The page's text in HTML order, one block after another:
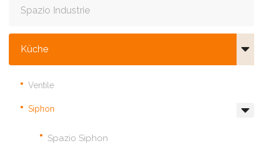
Spazio Industrie
Küche
Ventile
Siphon
Spazio Siphon